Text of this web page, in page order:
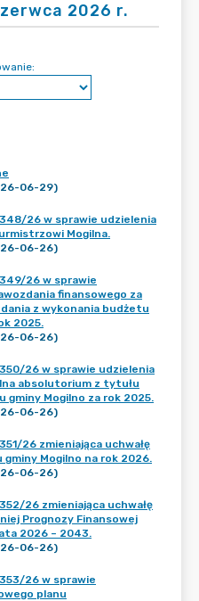
2026 r.
06-29)
348/26 w sprawie udzielenia
Mogilna.
06-26)
26 w sprawie
finansowego za
z wykonania budżetu
2025.
06-26)
26 w sprawie udzielenia
absolutorium z tytułu
gminy Mogilno za rok 2025.
06-26)
26 zmieniająca uchwałę
Mogilno na rok 2026.
06-26)
26 zmieniająca uchwałę
Prognozy Finansowej
2026 – 2043.
06-26)
26 w sprawie
planu